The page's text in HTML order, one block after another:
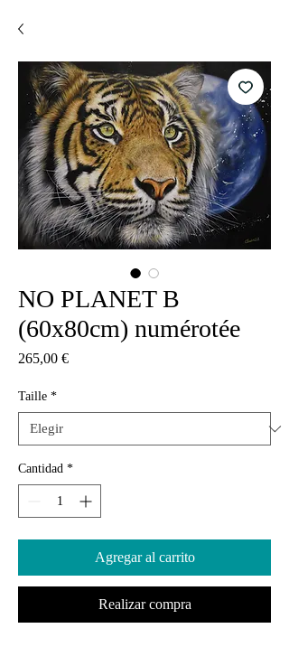
NO PLANET B
(60x80cm) numérotée
265,00 €Precio
Taille *
Cantidad *
Agregar al carrito
Realizar compra